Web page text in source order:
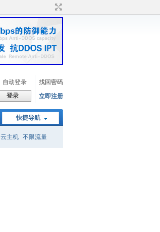
自动登录
找回密码
登录 立即注册
快捷导航
云主机 不限流量